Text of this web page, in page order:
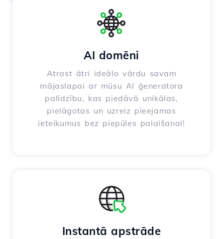
AI domēni
Atrast ātri ideālo vārdu savam
mājaslapai ar mūsu AI ģeneratora
palīdzību, kas piedāvā unikālas,
pielāgotas un uzreiz pieejamas
ieteikumus bez piepūles palaišanai!
Instantā apstrāde